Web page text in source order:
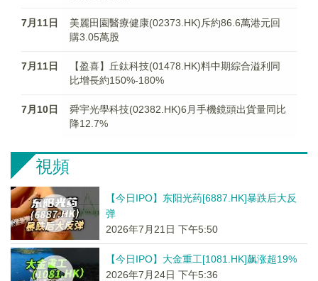
7月11日
美麗田園醫療健康(02373.HK)斥約86.6萬港元回
購3.05萬股
7月11日
【盈喜】丘鈦科技(01478.HK)料中期綜合溢利同
比增長約150%-180%
7月10日
舜宇光學科技(02382.HK)6月手機鏡頭出貨量同比
降12.7%
視頻
【今日IPO】东阳光药[6887.HK]暴跌后大反
弹
2026年7月21日 下午5:50
【今日IPO】大金重工[1081.HK]飙涨超19%
2026年7月24日 下午5:36